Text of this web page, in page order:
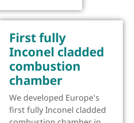
First fully
Inconel cladded
combustion
chamber
We developed Europe's
first fully Inconel cladded